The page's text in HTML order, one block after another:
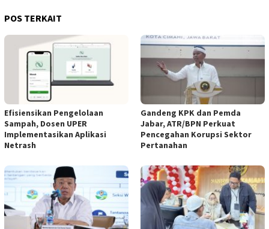
POS TERKAIT
Efisiensikan Pengelolaan
Sampah, Dosen UPER
Implementasikan Aplikasi
Netrash
Gandeng KPK dan Pemda
Jabar, ATR/BPN Perkuat
Pencegahan Korupsi Sektor
Pertanahan